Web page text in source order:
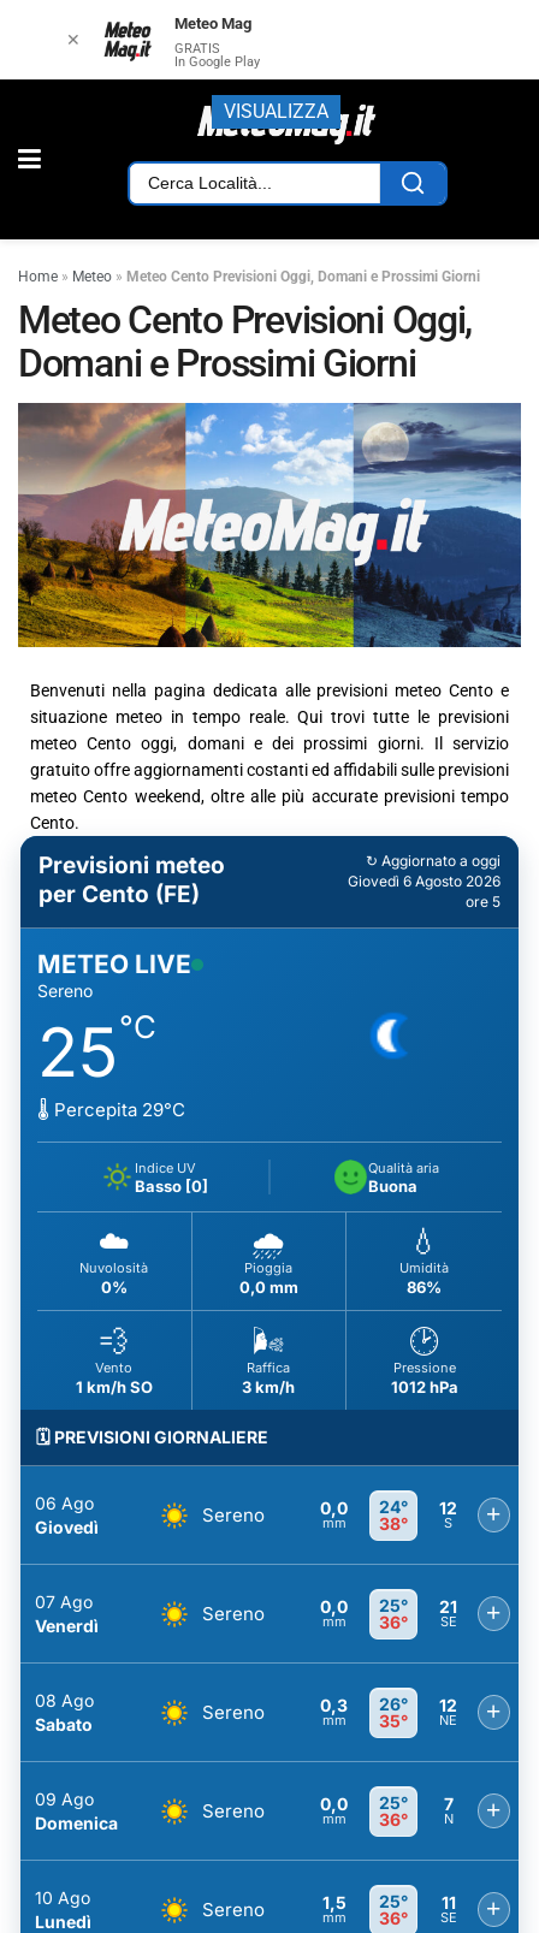
Home » Meteo » Meteo Cento Previsioni Oggi, Domani e Prossimi Giorni
Meteo Cento Previsioni Oggi,
Domani e Prossimi Giorni
Benvenuti nella pagina dedicata alle previsioni meteo Cento e
situazione meteo in tempo reale. Qui trovi tutte le previsioni
meteo Cento oggi, domani e dei prossimi giorni. Il servizio
gratuito offre aggiornamenti costanti ed affidabili sulle previsioni
meteo Cento weekend, oltre alle più accurate previsioni tempo
Cento.
Previsioni meteo
per Cento (FE)
↻ Aggiornato a oggi
Giovedì 6 Agosto 2026
ore 5
METEO LIVE
Sereno
25°C
🌡️ Percepita 29°C
Indice UV
Basso [0]
Qualità aria
Buona
☁️
Nuvolosità
0%
🌧️
Pioggia
0,0 mm
💧
Umidità
86%
💨
Vento
1 km/h SO
🌬️
Raffica
3 km/h
🕑
Pressione
1012 hPa
🗓️ PREVISIONI GIORNALIERE
06 Ago
Giovedì
Sereno 0,0
mm
24°
38°
12
S +
07 Ago
Venerdì
Sereno 0,0
mm
25°
36°
21
SE +
08 Ago
Sabato
Sereno 0,3
mm
26°
35°
12
NE +
09 Ago
Domenica
Sereno 0,0
mm
25°
36°
7
N +
10 Ago
Lunedì
Sereno 1,5
mm
25°
36°
11
SE +
✕
Meteo Mag
GRATIS
In Google Play
VISUALIZZA